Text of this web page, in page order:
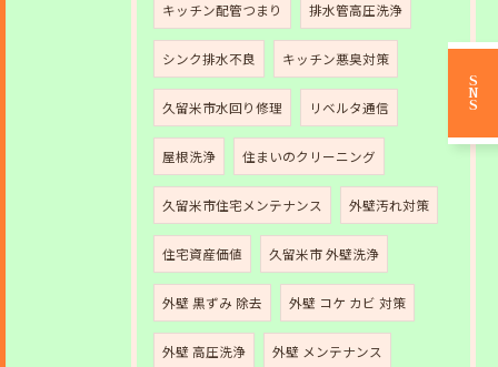
キッチン配管つまり 排水管高圧洗浄
シンク排水不良 キッチン悪臭対策
久留米市水回り修理 リベルタ通信
屋根洗浄 住まいのクリーニング
久留米市住宅メンテナンス 外壁汚れ対策
住宅資産価値 久留米市 外壁洗浄
外壁 黒ずみ 除去 外壁 コケ カビ 対策
外壁 高圧洗浄 外壁 メンテナンス
SNS